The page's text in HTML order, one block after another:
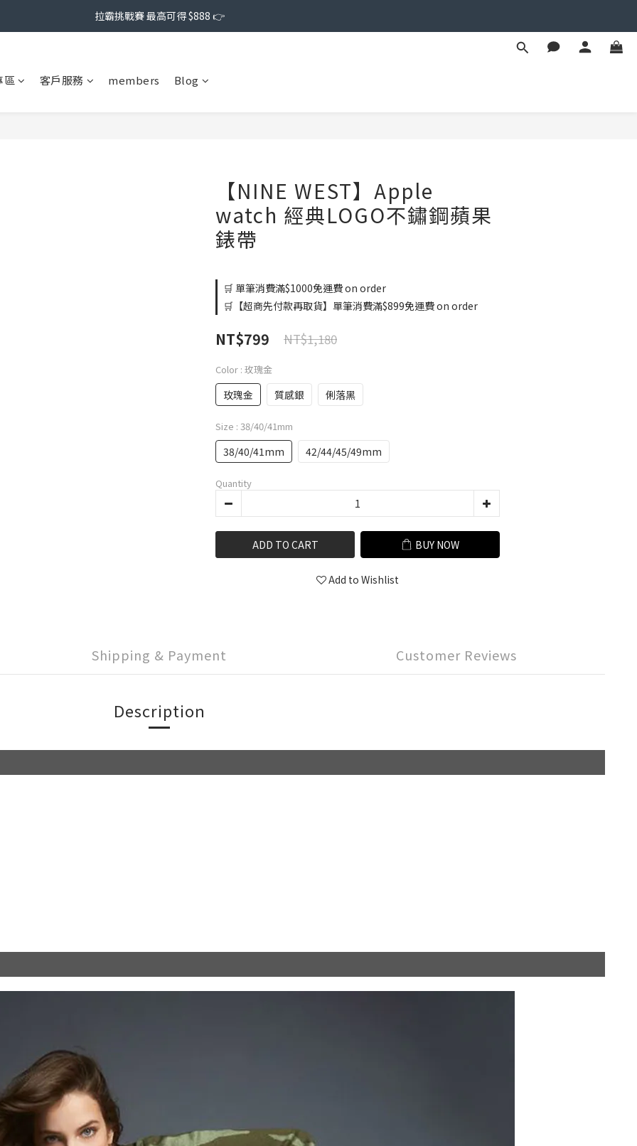
拉霸挑戰賽 最高可得 $888 👉
區 客戶服務 members Blog
【NINE WEST】Apple
watch 經典LOGO不鏽鋼蘋果
錶帶
🛒 單筆消費滿$1000免運費 on order
🛒【超商先付款再取貨】單筆消費滿$899免運費 on order
NT$799 NT$1,180
Color : 玫瑰金
玫瑰金 質感銀 俐落黑
Size : 38/40/41mm
38/40/41mm 42/44/45/49mm
Quantity
ADD TO CART BUY NOW
Add to Wishlist
Shipping & Payment Customer Reviews
Description